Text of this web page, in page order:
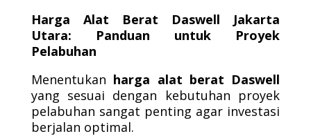
Harga Alat Berat Daswell Jakarta
Utara: Panduan untuk Proyek
Pelabuhan
Menentukan harga alat berat Daswell
yang sesuai dengan kebutuhan proyek
pelabuhan sangat penting agar investasi
berjalan optimal.